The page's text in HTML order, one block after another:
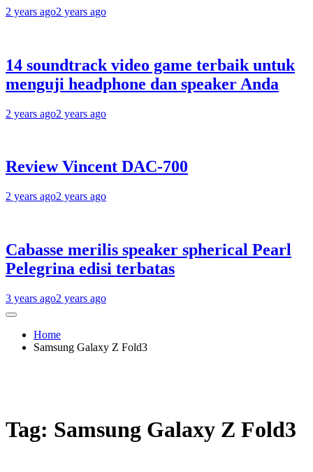
2 years ago2 years ago
14 soundtrack video game terbaik untuk
menguji headphone dan speaker Anda
2 years ago2 years ago
Review Vincent DAC-700
2 years ago2 years ago
Cabasse merilis speaker spherical Pearl
Pelegrina edisi terbatas
3 years ago2 years ago
Home
Samsung Galaxy Z Fold3
Tag: Samsung Galaxy Z Fold3